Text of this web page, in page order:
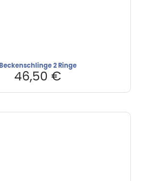
Beckenschlinge 2 Ringe
46,50 €